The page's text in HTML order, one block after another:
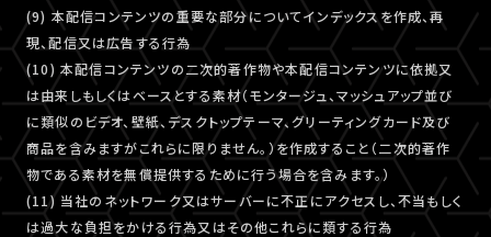
(9) 本配信コンテンツの重要な部分についてインデックスを作成、再
現、配信又は広告する行為
(10) 本配信コンテンツの二次的著作物や本配信コンテンツに依拠又
は由来しもしくはベースとする素材（モンタージュ、マッシュアップ並び
に類似のビデオ、壁紙、デスクトップテーマ、グリーティングカード及び
商品を含みますがこれらに限りません。）を作成すること（二次的著作
物である素材を無償提供するために行う場合を含みます。）
(11) 当社のネットワーク又はサーバーに不正にアクセスし、不当もしく
は過大な負担をかける行為又はその他これらに類する行為